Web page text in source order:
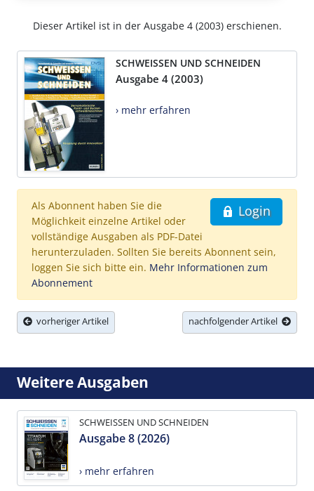
Dieser Artikel ist in der Ausgabe 4 (2003) erschienen.
SCHWEISSEN UND SCHNEIDEN
Ausgabe 4 (2003)
› mehr erfahren
Login
Als Abonnent haben Sie die
Möglichkeit einzelne Artikel oder
vollständige Ausgaben als PDF-Datei
herunterzuladen. Sollten Sie bereits Abonnent sein,
loggen Sie sich bitte ein. Mehr Informationen zum
Abonnement
vorheriger Artikel nachfolgender Artikel
Weitere Ausgaben
SCHWEISSEN UND SCHNEIDEN
Ausgabe 8 (2026)
› mehr erfahren